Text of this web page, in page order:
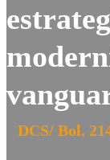
DCS/ Bol.